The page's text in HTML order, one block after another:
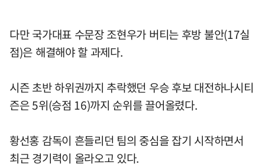
다만 국가대표 수문장 조현우가 버티는 후방 불안(17실
점)은 해결해야 할 과제다.
시즌 초반 하위권까지 추락했던 우승 후보 대전하나시티
즌은 5위(승점 16)까지 순위를 끌어올렸다.
황선홍 감독이 흔들리던 팀의 중심을 잡기 시작하면서
최근 경기력이 올라오고 있다.